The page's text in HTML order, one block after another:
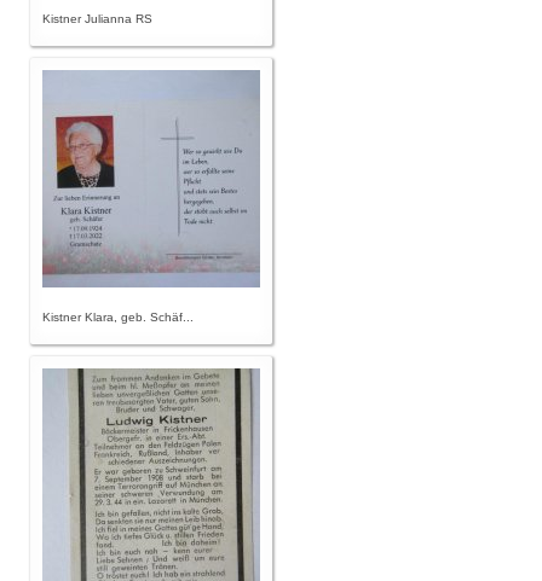
Kistner Julianna RS
Kistner Klara, geb. Schäf...